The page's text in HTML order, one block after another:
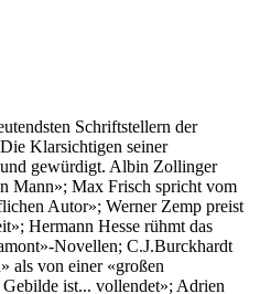
Schriftstellern der
Klarsichtigen seiner
gewürdigt. Albin Zollinger
Mann»; Max Frisch spricht vom
Autor»; Werner Zemp preist
Hermann Hesse rühmt das
Novellen; C.J.Burckhardt
als von einer «großen
Gebilde ist... vollendet»; Adrien